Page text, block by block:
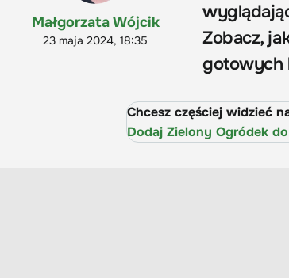
Małgorzata Wójcik
23 maja 2024, 18:35
Zobacz,
gotowych
Chcesz częściej widzieć
Dodaj Zielony Ogródek